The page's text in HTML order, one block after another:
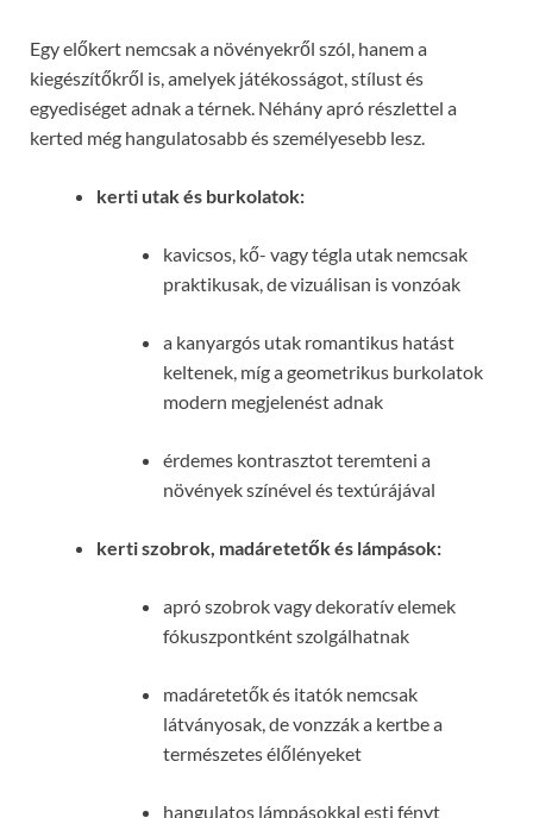
Egy előkert nemcsak a növényekről szól, hanem a
kiegészítőkről is, amelyek játékosságot, stílust és
egyediséget adnak a térnek. Néhány apró részlettel a
kerted még hangulatosabb és személyesebb lesz.
kerti utak és burkolatok:
kavicsos, kő- vagy tégla utak nemcsak
praktikusak, de vizuálisan is vonzóak
a kanyargós utak romantikus hatást
keltenek, míg a geometrikus burkolatok
modern megjelenést adnak
érdemes kontrasztot teremteni a
növények színével és textúrájával
kerti szobrok, madáretetők és lámpások:
apró szobrok vagy dekoratív elemek
fókuszpontként szolgálhatnak
madáretetők és itatók nemcsak
látványosak, de vonzzák a kertbe a
természetes élőlényeket
hangulatos lámpásokkal esti fényt